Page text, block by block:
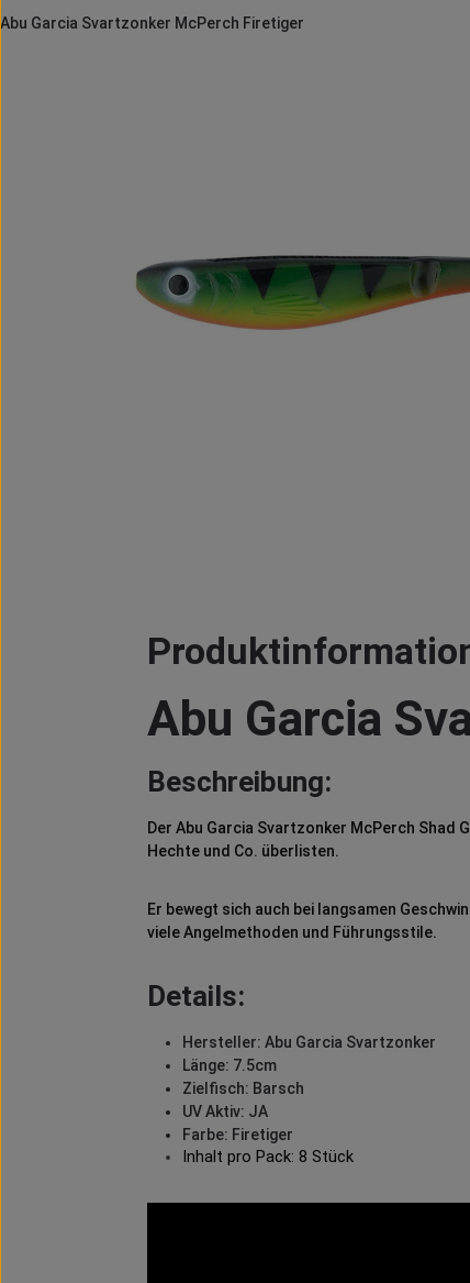
Abu Garcia Svartzonker McPerch Firetiger
Abu Garcia
Beschreibung:
Der Abu Garcia Svartzonker McPerch Shad
Hechte und Co. überlisten.
Er bewegt sich auch bei langsamen
viele Angelmethoden und Führungsstile.
Details:
Hersteller: Abu Garcia Svartzonker
Länge: 7.5cm
Zielfisch: Barsch
UV Aktiv: JA
Farbe: Firetiger
Inhalt pro Pack: 8 Stück